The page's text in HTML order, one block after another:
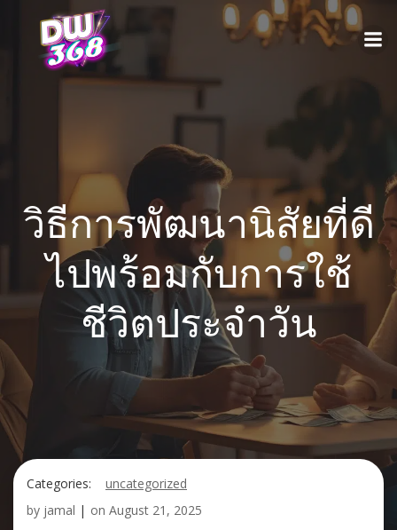
วิธีการพัฒนานิสัยที่ดี
ไปพร้อมกับการใช้
ชีวิตประจำวัน
Categories:
uncategorized
by jamal | on August 21, 2025